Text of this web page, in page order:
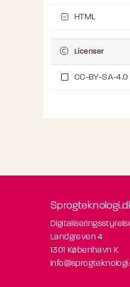
HTML
Licenser
CC-BY-SA-4.0
Landgreven 4
1301 København K